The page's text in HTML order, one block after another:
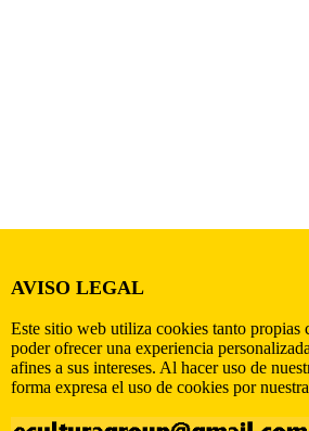
AVISO LEGAL
Este sitio web utiliza cookies tanto propias
poder ofrecer una experiencia
afines a sus intereses. Al hacer uso de
forma expresa el uso de cookies por